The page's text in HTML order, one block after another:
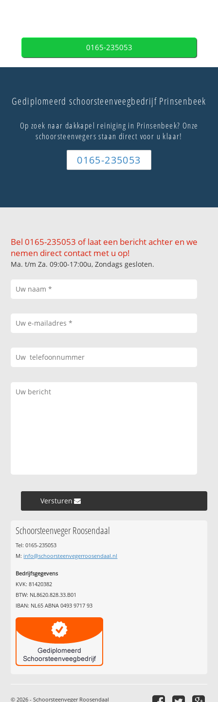
0165-235053
Gediplomeerd schoorsteenveegbedrijf Prinsenbeek
Op zoek naar dakkapel reiniging in Prinsenbeek? Onze
schoorsteenvegers staan direct voor u klaar!
0165-235053
Bel 0165-235053 of laat een bericht achter en we
nemen direct contact met u op!
Ma. t/m Za. 09:00-17:00u, Zondags gesloten.
Versturen »
Schoorsteenveger Roosendaal
Tel: 0165-235053
M: info@schoorsteenvegerroosendaal.nl
Bedrijfsgegevens
KVK: 81420382
BTW: NL8620.828.33.B01
IBAN: NL65 ABNA 0493 9717 93
© 2026 - Schoorsteenveger Roosendaal